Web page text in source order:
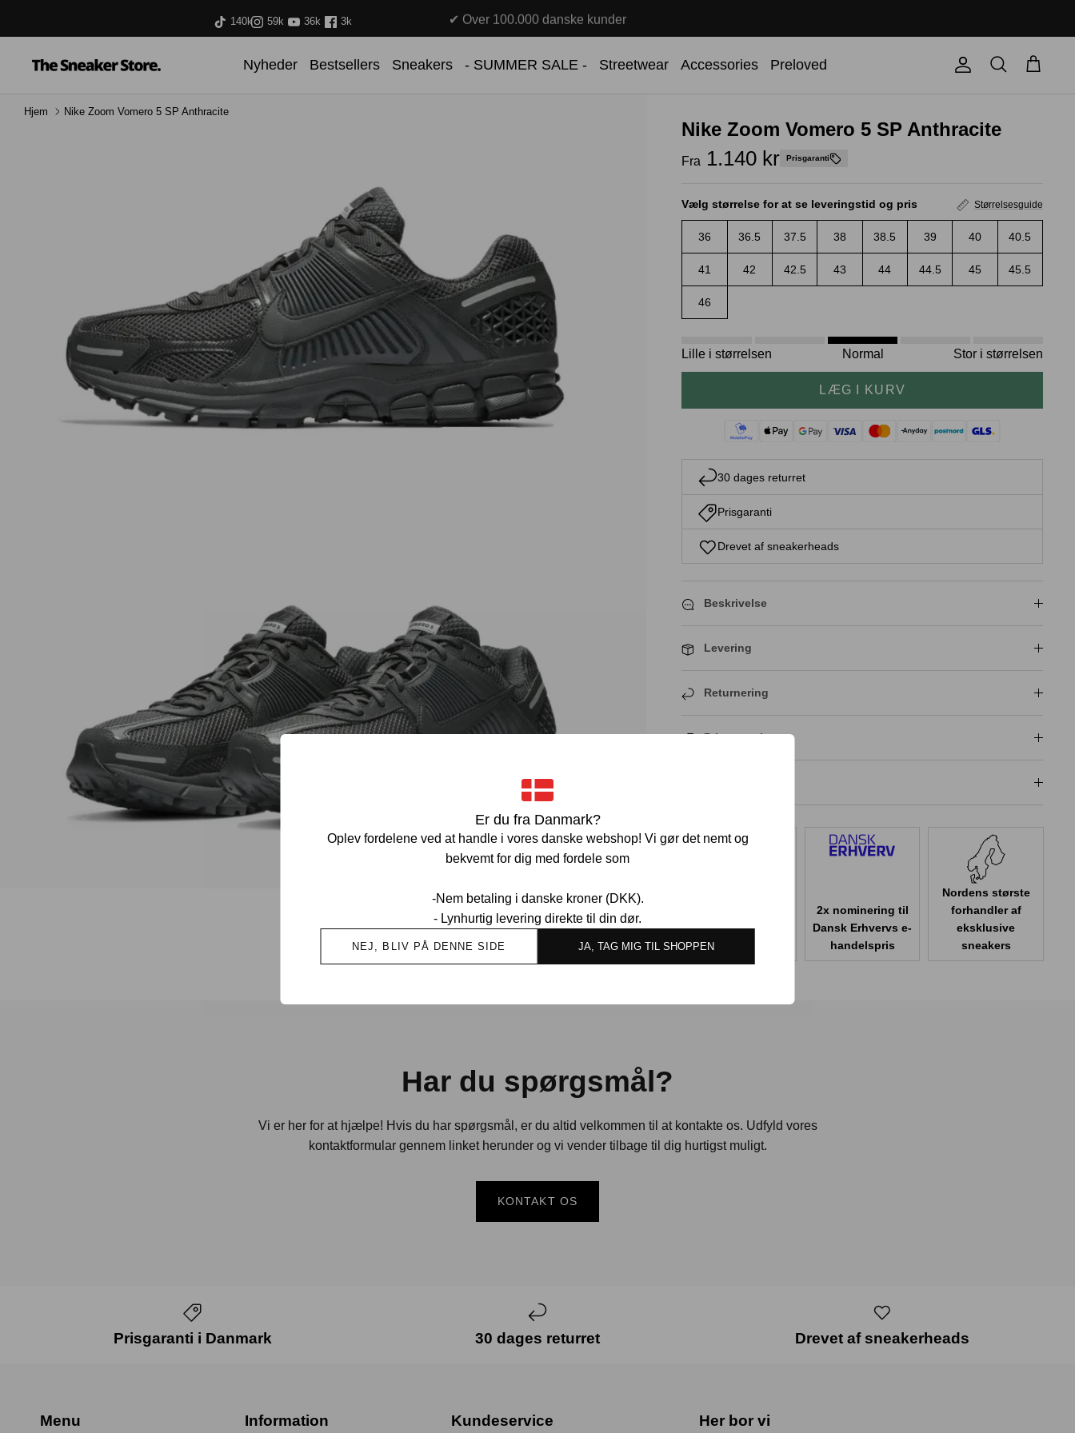
140k 59k 36k 3k ✔ Over 100.000 danske kunder
Nyheder Bestsellers Sneakers - SUMMER SALE - Streetwear Accessories Preloved Konto
Søg
Kurv
Er du fra Danmark?
Oplev fordelene ved at handle i vores danske webshop! Vi gør det nemt og
bekvemt for dig med fordele som
-Nem betaling i danske kroner (DKK).
- Lynhurtig levering direkte til din dør.
NEJ, BLIV PÅ DENNE SIDE JA, TAG MIG TIL SHOPPEN
Hjem Nike Zoom Vomero 5 SP Anthracite
Nike Zoom Vomero 5 SP Anthracite
Fra 1.140 kr Prisgaranti
Vælg størrelse for at se leveringstid og pris Størrelsesguide
36 36.5 37.5 38 38.5 39 40 40.5
41 42 42.5 43 44 44.5 45 45.5
46
Lille i størrelsen Normal Stor i størrelsen
LÆG I KURV
30 dages returret
Prisgaranti
Drevet af sneakerheads
Beskrivelse
Levering
Returnering
Prisgaranti
Over 100.000
kunder i Danmark
2x nominering til
Dansk Erhvervs e-
handelspris
Nordens største
forhandler af
eksklusive
sneakers
Har du spørgsmål?
Vi er her for at hjælpe! Hvis du har spørgsmål, er du altid velkommen til at kontakte os. Udfyld vores
kontaktformular gennem linket herunder og vi vender tilbage til dig hurtigst muligt.
KONTAKT OS
Prisgaranti i Danmark 30 dages returret Drevet af sneakerheads
Menu Information Kundeservice Her bor vi